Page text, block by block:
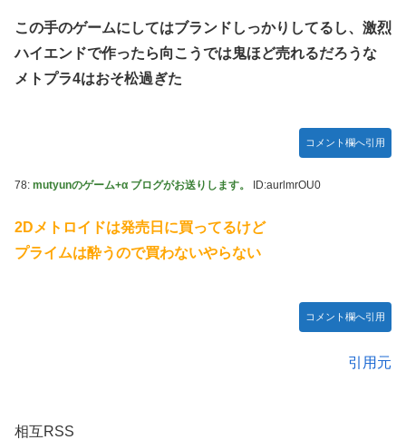
この手のゲームにしてはブランドしっかりしてるし、激烈
ハイエンドで作ったら向こうでは鬼ほど売れるだろうな
メトプラ4はおそ松過ぎた
コメント欄へ引用
78: mutyunのゲーム+α ブログがお送りします。 ID:aurlmrOU0
2Dメトロイドは発売日に買ってるけど
プライムは酔うので買わないやらない
コメント欄へ引用
引用元
相互RSS